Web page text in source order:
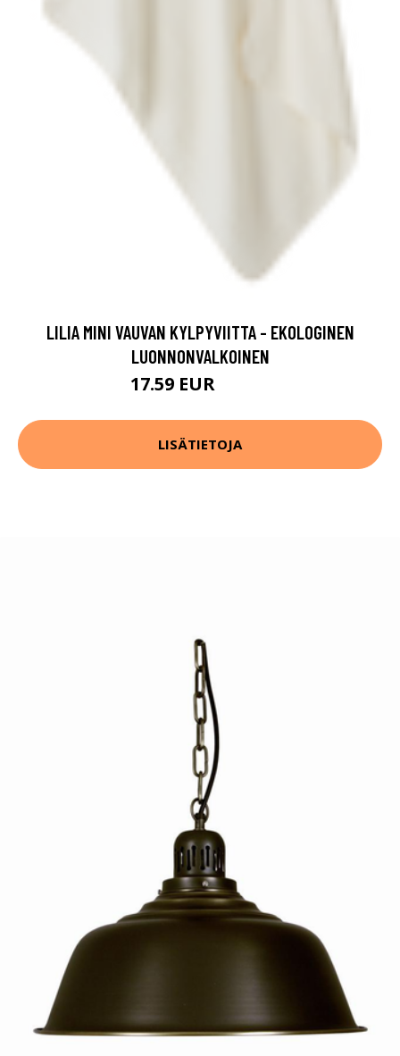
LILIA MINI VAUVAN KYLPYVIITTA - EKOLOGINEN
LUONNONVALKOINEN
17.59 EUR
LISÄTIETOJA